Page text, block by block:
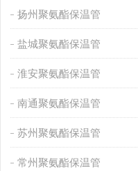
扬州聚氨酯保温管
盐城聚氨酯保温管
淮安聚氨酯保温管
南通聚氨酯保温管
苏州聚氨酯保温管
常州聚氨酯保温管